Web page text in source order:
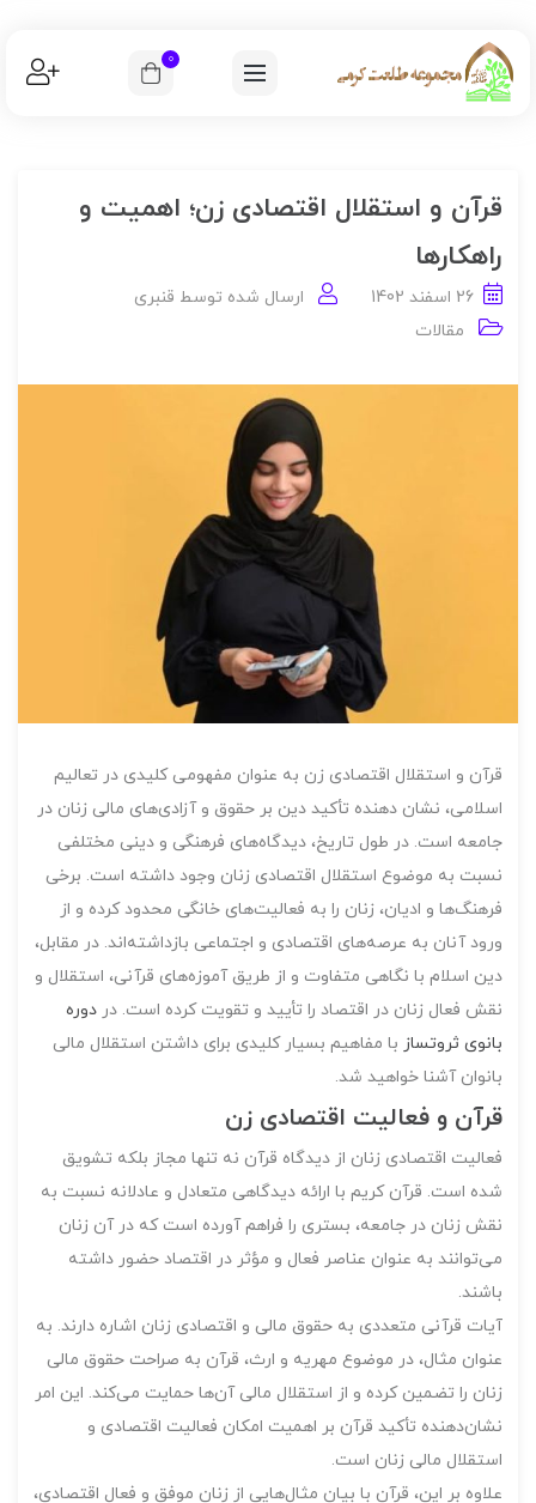
0
قرآن و استقلال اقتصادی زن؛ اهمیت و
راهکارها
26 اسفند 1402 ارسال شده توسط قنبری
مقالات
قرآن و استقلال اقتصادی زن به عنوان مفهومی کلیدی در تعالیم
اسلامی، نشان دهنده تأکید دین بر حقوق و آزادی‌های مالی زنان در
جامعه است. در طول تاریخ، دیدگاه‌های فرهنگی و دینی مختلفی
نسبت به موضوع استقلال اقتصادی زنان وجود داشته است. برخی
فرهنگ‌ها و ادیان، زنان را به فعالیت‌های خانگی محدود کرده و از
ورود آنان به عرصه‌های اقتصادی و اجتماعی بازداشته‌اند. در مقابل،
دین اسلام با نگاهی متفاوت و از طریق آموزه‌های قرآنی، استقلال و
نقش فعال زنان در اقتصاد را تأیید و تقویت کرده است. در دوره
بانوی ثروتساز با مفاهیم بسیار کلیدی برای داشتن استقلال مالی
بانوان آشنا خواهید شد.
قرآن و فعالیت اقتصادی زن
فعالیت اقتصادی زنان از دیدگاه قرآن نه تنها مجاز بلکه تشویق
شده است. قرآن کریم با ارائه دیدگاهی متعادل و عادلانه نسبت به
نقش زنان در جامعه، بستری را فراهم آورده است که در آن زنان
می‌توانند به عنوان عناصر فعال و مؤثر در اقتصاد حضور داشته
باشند.
آیات قرآنی متعددی به حقوق مالی و اقتصادی زنان اشاره دارند. به
عنوان مثال، در موضوع مهریه و ارث، قرآن به صراحت حقوق مالی
زنان را تضمین کرده و از استقلال مالی آن‌ها حمایت می‌کند. این امر
نشان‌دهنده تأکید قرآن بر اهمیت امکان فعالیت اقتصادی و
استقلال مالی زنان است.
علاوه بر این، قرآن با بیان مثال‌هایی از زنان موفق و فعال اقتصادی،